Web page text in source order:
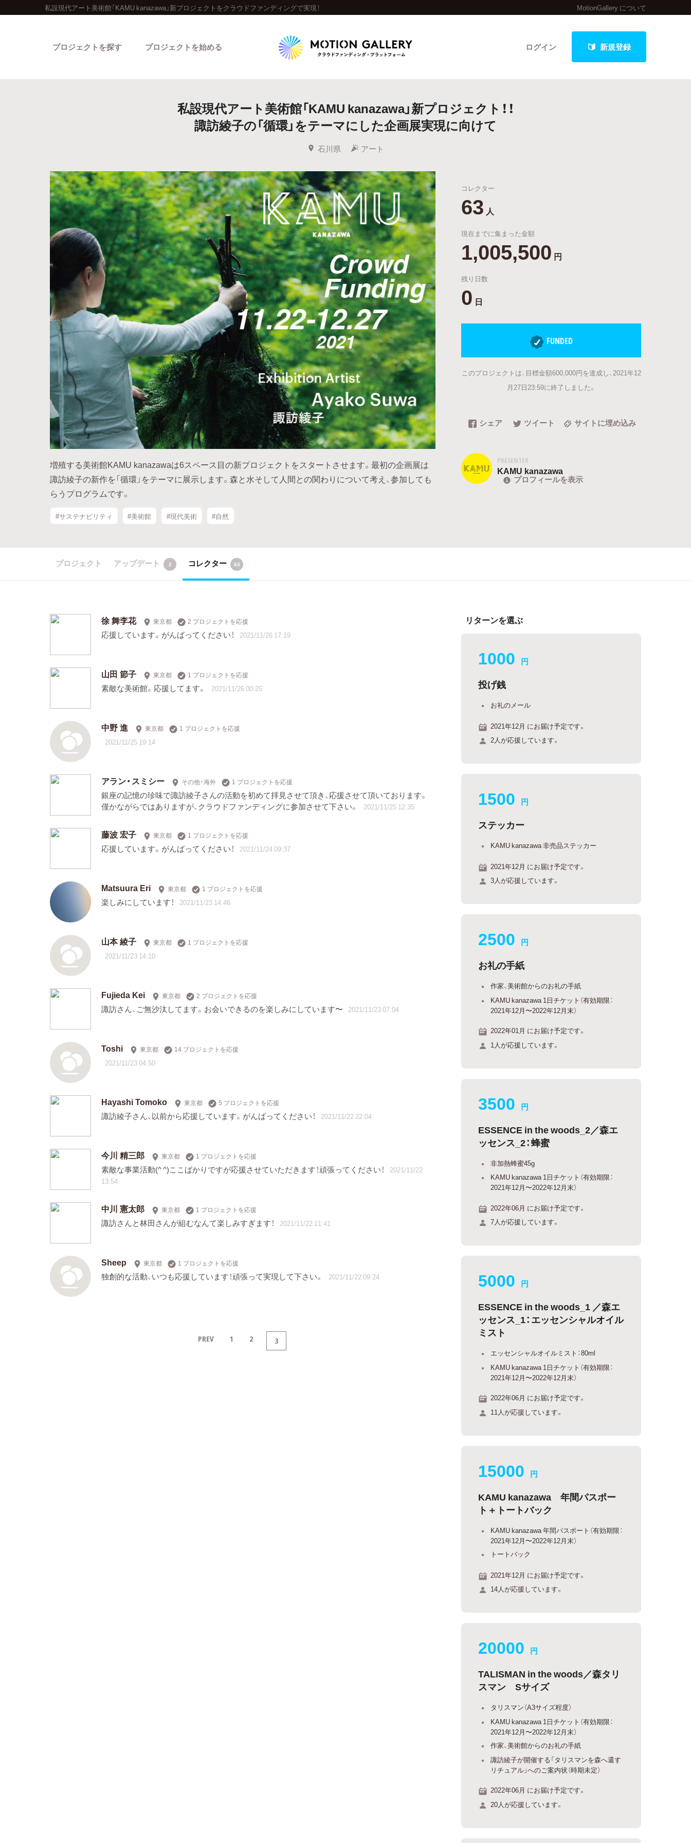
私設現代アート美術館「KAMU kanazawa」新プロジェクトをクラウドファンディングで実現！ MotionGallery について
ログイン 新規登録
プロジェクトを探す
人気のプロジェクト 新着プロジェクト 終了間近のプロジェクト
Feature
カテゴリーから探す タグから探す キュレーターから探す 特集から探す
Legendary
最新達成プロジェクト 調達額が大きいプロジェクト
プロジェクトを始める
私設現代アート美術館「KAMU kanazawa」新プロジェクト！！
諏訪綾子の「循環」をテーマにした企画展実現に向けて
石川県 アート
増殖する美術館KAMU kanazawaは6スペース目の新プロジェクトをスタートさせます。最初の企画展は
諏訪綾子の新作を「循環」をテーマに展示します。森と水そして人間との関わりについて考え、参加しても
らうプログラムです。
#サステナビリティ #美術館 #現代美術 #自然
コレクター
63 人
現在までに集まった金額
1,005,500 円
残り日数
0 日
FUNDED
このプロジェクトは、目標金額600,000円を達成し、2021年12
月27日23:59に終了しました。
シェア ツイート サイトに埋め込み
PRESENTER
KAMU kanazawa
プロフィールを表示
プロジェクト アップデート 2 コレクター 63
徐 舞李花 東京都 2 プロジェクトを応援
応援しています。がんばってください！ 2021/11/26 17:19
山田 節子 東京都 1 プロジェクトを応援
素敵な美術館。応援してます。 2021/11/26 00:25
中野 進 東京都 1 プロジェクトを応援
2021/11/25 19:14
アラン・スミシー その他・海外 1 プロジェクトを応援
銀座の記憶の珍味で諏訪綾子さんの活動を初めて拝見させて頂き、応援させて頂いております。
僅かながらではありますが、クラウドファンディングに参加させて下さい。
2021/11/25 12:35
藤波 宏子 東京都 1 プロジェクトを応援
応援しています。がんばってください！ 2021/11/24 09:37
Matsuura Eri 東京都 1 プロジェクトを応援
楽しみにしています！ 2021/11/23 14:46
山本 綾子 東京都 1 プロジェクトを応援
2021/11/23 14:10
Fujieda Kei 東京都 2 プロジェクトを応援
諏訪さん、ご無沙汰してます。お会いできるのを楽しみにしています〜 2021/11/23 07:04
Toshi 東京都 14 プロジェクトを応援
2021/11/23 04:50
Hayashi Tomoko 東京都 5 プロジェクトを応援
諏訪綾子さん、以前から応援しています。がんばってください！ 2021/11/22 22:04
今川 精三郎 東京都 1 プロジェクトを応援
素敵な事業活動(^ ^)ここばかりですが応援させていただきます！頑張ってください！
2021/11/22
13:54
中川 憲太郎 東京都 1 プロジェクトを応援
諏訪さんと林田さんが組むなんて楽しみすぎます！ 2021/11/22 11:41
Sheep 東京都 1 プロジェクトを応援
独創的な活動、いつも応援しています！頑張って実現して下さい。 2021/11/22 09:24
PREV 1 2 3
リターンを選ぶ
1000 円
投げ銭
お礼のメール
2021年12月 にお届け予定です。
2人が応援しています。
1500 円
ステッカー
KAMU kanazawa 非売品ステッカー
2021年12月 にお届け予定です。
3人が応援しています。
2500 円
お礼の手紙
作家、美術館からのお礼の手紙
KAMU kanazawa 1日チケット（有効期限：
2021年12月〜2022年12月末）
2022年01月 にお届け予定です。
1人が応援しています。
3500 円
ESSENCE in the woods_2／森エ
ッセンス_2：蜂蜜
非加熱蜂蜜45g
KAMU kanazawa 1日チケット（有効期限：
2021年12月〜2022年12月末）
2022年06月 にお届け予定です。
7人が応援しています。
5000 円
ESSENCE in the woods_1 ／森エ
ッセンス_1：エッセンシャルオイル
ミスト
エッセンシャルオイルミスト：80ml
KAMU kanazawa 1日チケット（有効期限：
2021年12月〜2022年12月末）
2022年06月 にお届け予定です。
11人が応援しています。
15000 円
KAMU kanazawa 年間パスポー
ト＋トートバック
KAMU kanazawa 年間パスポート（有効期限：
2021年12月〜2022年12月末）
トートバック
2021年12月 にお届け予定です。
14人が応援しています。
20000 円
TALISMAN in the woods／森タリ
スマン Sサイズ
タリスマン（A3サイズ程度）
KAMU kanazawa 1日チケット（有効期限：
2021年12月〜2022年12月末）
作家、美術館からのお礼の手紙
諏訪綾子が開催する「タリスマンを森へ還す
リチュアル」へのご案内状（時期未定）
2022年06月 にお届け予定です。
20人が応援しています。